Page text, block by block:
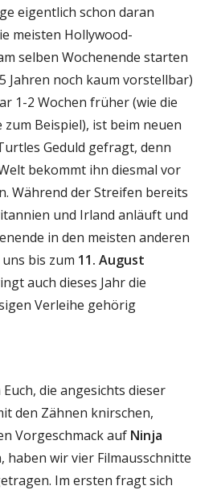
eigentlich schon daran
meisten Hollywood-
selben Wochenende starten
Jahren noch kaum vorstellbar)
1-2 Wochen früher (wie die
Beispiel), ist beim neuen
Geduld gefragt, denn
bekommt ihn diesmal vor
Während der Streifen bereits
und Irland anläuft und
in den meisten anderen
bis zum 11. August
auch dieses Jahr die
Verleihe gehörig
die angesichts dieser
den Zähnen knirschen,
Vorgeschmack auf Ninja
haben wir vier Filmausschnitte
Im ersten fragt sich